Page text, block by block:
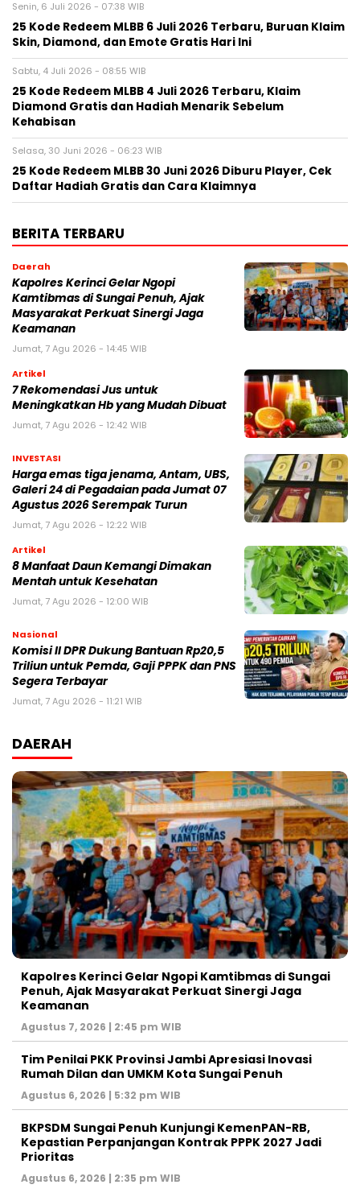
Senin, 6 Juli 2026 - 07:38 WIB
25 Kode Redeem MLBB 6 Juli 2026 Terbaru, Buruan Klaim
Skin, Diamond, dan Emote Gratis Hari Ini
Sabtu, 4 Juli 2026 - 08:55 WIB
25 Kode Redeem MLBB 4 Juli 2026 Terbaru, Klaim
Diamond Gratis dan Hadiah Menarik Sebelum
Kehabisan
Selasa, 30 Juni 2026 - 06:23 WIB
25 Kode Redeem MLBB 30 Juni 2026 Diburu Player, Cek
Daftar Hadiah Gratis dan Cara Klaimnya
BERITA TERBARU
Daerah
Kapolres Kerinci Gelar Ngopi
Kamtibmas di Sungai Penuh, Ajak
Masyarakat Perkuat Sinergi Jaga
Keamanan
Jumat, 7 Agu 2026 - 14:45 WIB
Artikel
7 Rekomendasi Jus untuk
Meningkatkan Hb yang Mudah Dibuat
Jumat, 7 Agu 2026 - 12:42 WIB
INVESTASI
Harga emas tiga jenama, Antam, UBS,
Galeri 24 di Pegadaian pada Jumat 07
Agustus 2026 Serempak Turun
Jumat, 7 Agu 2026 - 12:22 WIB
Artikel
8 Manfaat Daun Kemangi Dimakan
Mentah untuk Kesehatan
Jumat, 7 Agu 2026 - 12:00 WIB
Nasional
Komisi II DPR Dukung Bantuan Rp20,5
Triliun untuk Pemda, Gaji PPPK dan PNS
Segera Terbayar
Jumat, 7 Agu 2026 - 11:21 WIB
DAERAH
Kapolres Kerinci Gelar Ngopi Kamtibmas di Sungai
Penuh, Ajak Masyarakat Perkuat Sinergi Jaga
Keamanan
Agustus 7, 2026 | 2:45 pm WIB
Tim Penilai PKK Provinsi Jambi Apresiasi Inovasi
Rumah Dilan dan UMKM Kota Sungai Penuh
Agustus 6, 2026 | 5:32 pm WIB
BKPSDM Sungai Penuh Kunjungi KemenPAN-RB,
Kepastian Perpanjangan Kontrak PPPK 2027 Jadi
Prioritas
Agustus 6, 2026 | 2:35 pm WIB